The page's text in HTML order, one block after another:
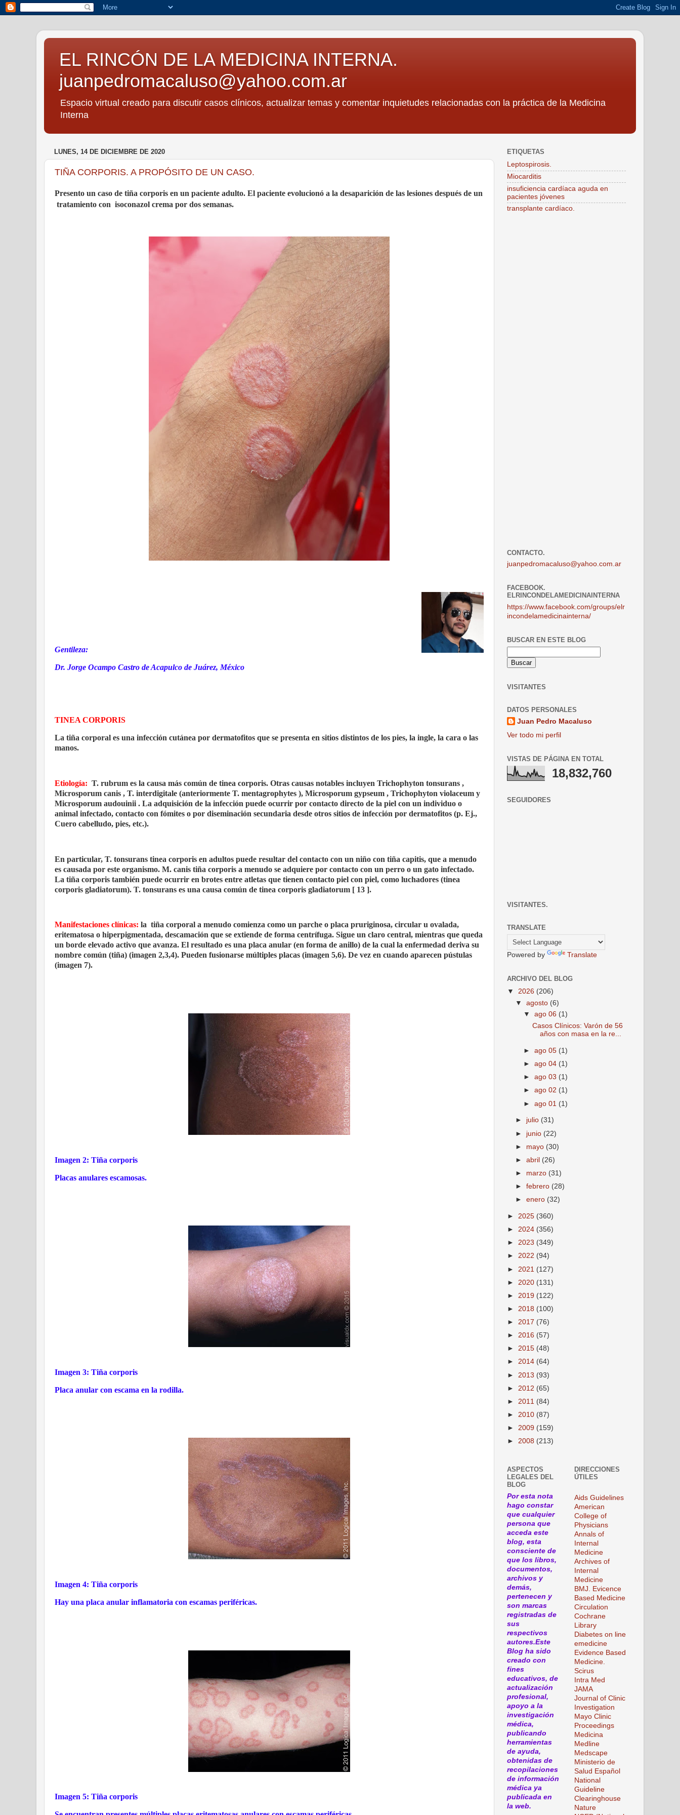
EL RINCÓN DE LA MEDICINA INTERNA.
juanpedromacaluso@yahoo.com.ar
Espacio virtual creado para discutir casos clínicos, actualizar temas y comentar inquietudes relacionadas con la práctica de la Medicina
Interna
LUNES, 14 DE DICIEMBRE DE 2020
TIÑA CORPORIS. A PROPÓSITO DE UN CASO.
Presento un caso de tiña corporis en un paciente adulto. El paciente evolucionó a la desaparición de las lesiones después de un
tratamiento con isoconazol crema por dos semanas.
Gentileza:
Dr. Jorge Ocampo Castro de Acapulco de Juárez, México
TINEA CORPORIS
La tiña corporal es una infección cutánea por dermatofitos que se presenta en sitios distintos de los pies, la ingle, la cara o las
manos.
Etiología: T. rubrum es la causa más común de tinea corporis. Otras causas notables incluyen Trichophyton tonsurans ,
Microsporum canis , T. interdigitale (anteriormente T. mentagrophytes ), Microsporum gypseum , Trichophyton violaceum y
Microsporum audouinii . La adquisición de la infección puede ocurrir por contacto directo de la piel con un individuo o
animal infectado, contacto con fómites o por diseminación secundaria desde otros sitios de infección por dermatofitos (p. Ej.,
Cuero cabelludo, pies, etc.).
En particular, T. tonsurans tinea corporis en adultos puede resultar del contacto con un niño con tiña capitis, que a menudo
es causada por este organismo. M. canis tiña corporis a menudo se adquiere por contacto con un perro o un gato infectado.
La tiña corporis también puede ocurrir en brotes entre atletas que tienen contacto piel con piel, como luchadores (tinea
corporis gladiatorum). T. tonsurans es una causa común de tinea corporis gladiatorum [ 13 ].
Manifestaciones clínicas: la tiña corporal a menudo comienza como un parche o placa pruriginosa, circular u ovalada,
eritematosa o hiperpigmentada, descamación que se extiende de forma centrífuga. Sigue un claro central, mientras que queda
un borde elevado activo que avanza. El resultado es una placa anular (en forma de anillo) de la cual la enfermedad deriva su
nombre común (tiña) (imagen 2,3,4). Pueden fusionarse múltiples placas (imagen 5,6). De vez en cuando aparecen pústulas
(imagen 7).
Imagen 2: Tiña corporis
Placas anulares escamosas.
Imagen 3: Tiña corporis
Placa anular con escama en la rodilla.
Imagen 4: Tiña corporis
Hay una placa anular inflamatoria con escamas periféricas.
Imagen 5: Tiña corporis
ETIQUETAS
Leptospirosis.
Miocarditis
insuficiencia cardíaca aguda en
pacientes jóvenes
transplante cardíaco.
CONTACTO.
juanpedromacaluso@yahoo.com.ar
FACEBOOK.
ELRINCONDELAMEDICINAINTERNA
https://www.facebook.com/groups/elr
incondelamedicinainterna/
BUSCAR EN ESTE BLOG
VISITANTES
DATOS PERSONALES
Juan Pedro Macaluso
Ver todo mi perfil
VISTAS DE PÁGINA EN TOTAL
18,832,760
SEGUIDORES
VISITANTES.
TRANSLATE
Powered by Translate
ARCHIVO DEL BLOG
▼ 2026 (206)
▼agosto (6)
▼ago 06 (1)
Casos Clínicos: Varón de 56
años con masa en la re...
►ago 05 (1)
►ago 04 (1)
►ago 03 (1)
►ago 02 (1)
►ago 01 (1)
► julio (31)
► junio (22)
► mayo (30)
►abril (26)
► marzo (31)
►febrero (28)
►enero (32)
► 2025 (360)
► 2024 (356)
► 2023 (349)
► 2022 (94)
► 2021 (127)
► 2020 (131)
► 2019 (122)
► 2018 (100)
► 2017 (76)
► 2016 (57)
► 2015 (48)
► 2014 (64)
► 2013 (93)
► 2012 (65)
► 2011 (84)
► 2010 (87)
► 2009 (159)
► 2008 (213)
ASPECTOS
LEGALES DEL
BLOG
Por esta nota
hago constar
que cualquier
persona que
acceda este
blog, esta
consciente de
que los libros,
documentos,
archivos y
demás,
pertenecen y
son marcas
registradas de
sus
respectivos
autores.Este
Blog ha sido
creado con
fines
educativos, de
actualización
profesional,
apoyo a la
investigación
médica,
publicando
herramientas
de ayuda,
obtenidas de
recopilaciones
de información
médica ya
publicada en
la web.
DIRECCIONES
ÚTILES
Aids Guidelines
American
College of
Physicians
Annals of
Internal
Medicine
Archives of
Internal
Medicine
BMJ. Evicence
Based Medicine
Circulation
Cochrane
Library
Diabetes on line
emedicine
Evidence Based
Medicine.
Scirus
Intra Med
JAMA
Journal of Clinic
Investigation
Mayo Clinic
Proceedings
Medicina
Medline
Medscape
Ministerio de
Salud Español
National
Guideline
Clearinghouse
Nature